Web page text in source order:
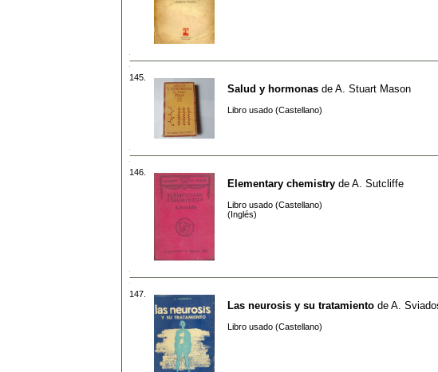
145.
Salud y hormonas de A. Stuart Mason
Libro usado (Castellano)
146.
Elementary chemistry de A. Sutcliffe
Libro usado (Castellano)
(Inglés)
147.
Las neurosis y su tratamiento de A.
Libro usado (Castellano)